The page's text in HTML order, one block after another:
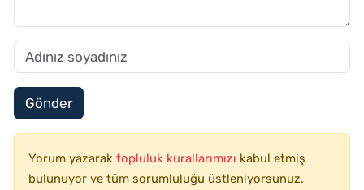
Gönder
Yorum yazarak topluluk kurallarımızı kabul etmiş
bulunuyor ve tüm sorumluluğu üstleniyorsunuz.